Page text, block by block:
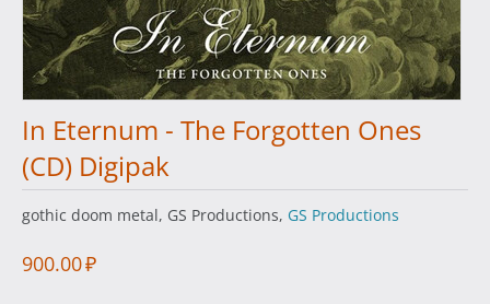
In Eternum - The Forgotten Ones
(CD) Digipak
gothic doom metal, GS Productions, GS Productions
900.00₽